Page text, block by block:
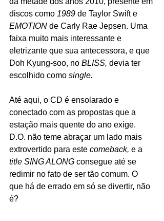
discos como 1989 de Taylor Swift e
EMOTION de Carly Rae Jepsen. Uma
faixa muito mais interessante e
eletrizante que sua antecessora, e que
Doh Kyung-soo, no BLISS, devia ter
escolhido como single.
Até aqui, o CD é ensolarado e
conectado com as propostas que a
estação mais quente do ano exige.
D.O. não teme abraçar um lado mais
extrovertido para este comeback, e a
title SING ALONG consegue até se
redimir no fato de ser tão comum. O
que há de errado em só se divertir, não
é?